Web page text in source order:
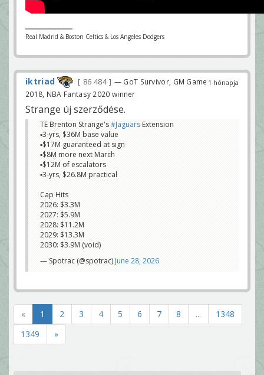
Real Madrid & Boston Celtics & Los Angeles Dodgers
1 hónapja
iktriad 86 484
— GoT Survivor, GM Game
2018, NBA Fantasy 2020 winner
Strange új szerződése.
TE Brenton Strange's#JaguarsExtension
▫️3-yrs, $36M base value
▫️$17M guaranteed at sign
▫️$8M more next March
▫️$12M of escalators
▫️3-yrs, $26.8M practical
Cap Hits
2026: $3.3M
2027: $5.9M
2028: $11.2M
2029: $13.3M
2030: $3.9M (void)
— Spotrac (@spotrac)June 28, 2026
« 1 2 3 4 5 6 7 8 ...
1348
1349
»